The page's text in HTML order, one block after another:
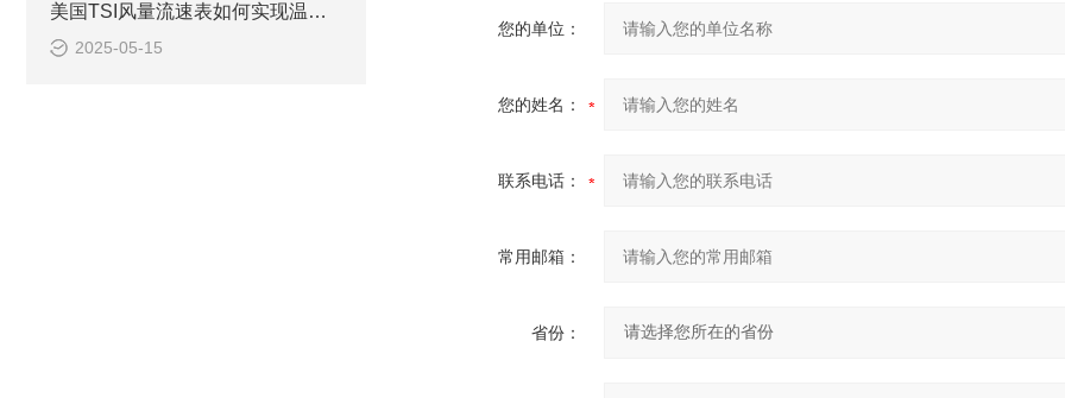
美国TSI风量流速表如何实现温湿度与风速同步监测
2025-05-15
您的单位：
您的姓名：
联系电话：
常用邮箱：
省份：